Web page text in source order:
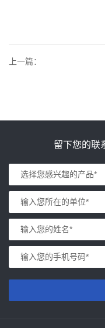
上一篇 ：
留下您的联